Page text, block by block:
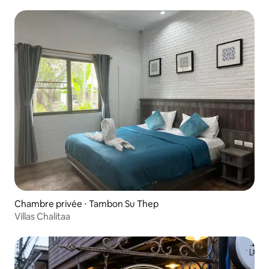
Chambre privée ⋅ Tambon Su Thep
Villas Chalitaa